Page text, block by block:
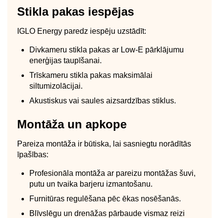
Stikla pakas iespējas
IGLO Energy paredz iespēju uzstādīt:
Divkameru stikla pakas ar Low-E pārklājumu
enerģijas taupīšanai.
Trīskameru stikla pakas maksimālai
siltumizolācijai.
Akustiskus vai saules aizsardzības stiklus.
Montāža un apkope
Pareiza montāža ir būtiska, lai sasniegtu norādītās
īpašības:
Profesionāla montāža ar pareizu montāžas šuvi,
putu un tvaika barjeru izmantošanu.
Furnitūras regulēšana pēc ēkas nosēšanās.
Blīvslēgu un drenāžas pārbaude vismaz reizi